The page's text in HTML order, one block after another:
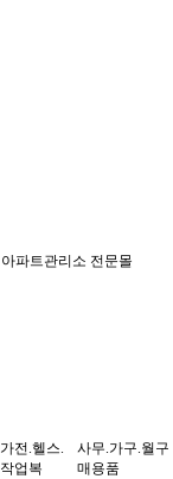
아파트관리소 전문몰
가전.헬스.
작업복
사무.가구.월구
매용품